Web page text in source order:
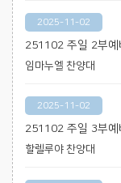
2025-11-02
251102 주일 2부예
임마누엘 찬양대
2025-11-02
251102 주일 3부예
할렐루야 찬양대